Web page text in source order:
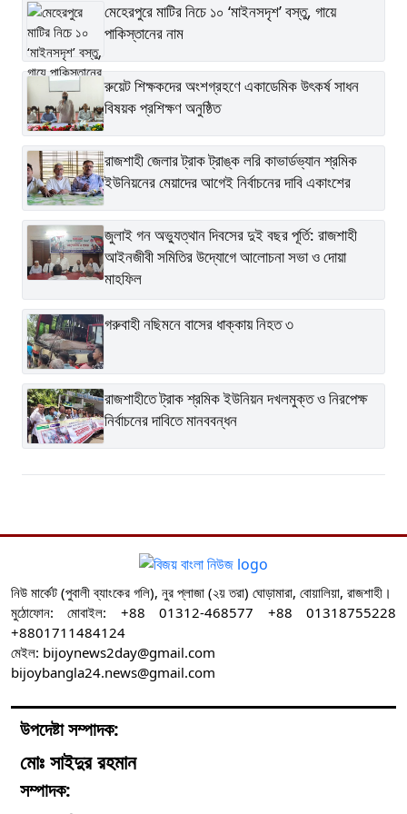
মেহেরপুরে মাটির নিচে ১০ ‘মাইনসদৃশ’ বস্তু, গায়ে
পাকিস্তানের নাম
রুয়েট শিক্ষকদের অংশগ্রহণে একাডেমিক উৎকর্ষ সাধন
বিষয়ক প্রশিক্ষণ অনুষ্ঠিত
রাজশাহী জেলার ট্রাক ট্রাঙ্ক লরি কাভার্ডভ্যান শ্রমিক
ইউনিয়নের মেয়াদের আগেই নির্বাচনের দাবি একাংশের
জুলাই গন অভ্যুত্থান দিবসের দুই বছর পূর্তি: রাজশাহী
আইনজীবী সমিতির উদ্যোগে আলোচনা সভা ও দোয়া
মাহফিল
গরুবাহী নছিমনে বাসের ধাক্কায় নিহত ৩
রাজশাহীতে ট্রাক শ্রমিক ইউনিয়ন দখলমুক্ত ও নিরপেক্ষ
নির্বাচনের দাবিতে মানববন্ধন
নিউ মার্কেট (পুবালী ব্যাংকের গলি), নুর প্লাজা (২য় তরা) ঘোড়ামারা, বোয়ালিয়া, রাজশাহী।
মুঠোফোন: মোবাইল: +88 01312-468577 +88 01318755228
+8801711484124
মেইল: bijoynews2day@gmail.com
bijoybangla24.news@gmail.com
উপদেষ্টা সম্পাদক:
মোঃ সাইদুর রহমান
সম্পাদক: